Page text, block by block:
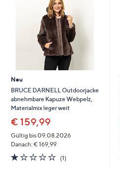
Neu
BRUCE DARNELL Outdoorjacke
abnehmbare Kapuze Webpelz,
Materialmix leger weit
€ 159,99
Gültig bis 09.08.2026
Danach: € 169,99
1.0
von
(1)1